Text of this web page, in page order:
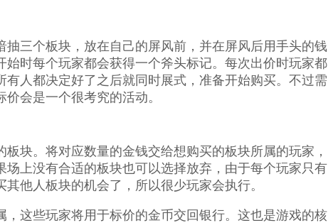
三个板块，放在自己的屏风前，并在屏风后用手头的钱
时每个玩家都会获得一个斧头标记。每次出价时玩家都
人都决定好了之后就同时展式，准备开始购买。不过需
会是一个很考究的活动。
块。将对应数量的金钱交给想购买的板块所属的玩家，
上没有合适的板块也可以选择放弃，由于每个玩家只有
他人板块的机会了，所以很少玩家会执行。
这些玩家将用于标价的金币交回银行。这也是游戏的核